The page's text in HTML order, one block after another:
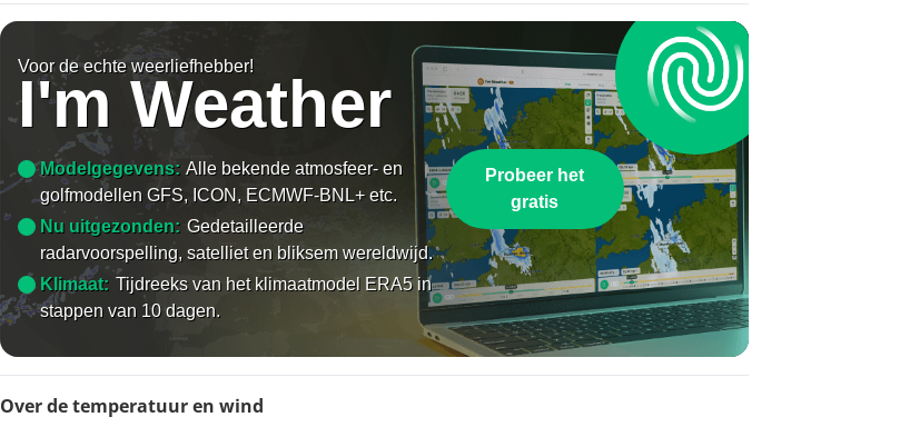
Voor de echte weerliefhebber!
I'm Weather
Modelgegevens: Alle bekende atmosfeer- en
golfmodellen GFS, ICON, ECMWF-BNL+ etc.
Nu uitgezonden: Gedetailleerde
radarvoorspelling, satelliet en bliksem wereldwijd.
Klimaat: Tijdreeks van het klimaatmodel ERA5 in
stappen van 10 dagen.
Probeer het
gratis
Over de temperatuur en wind